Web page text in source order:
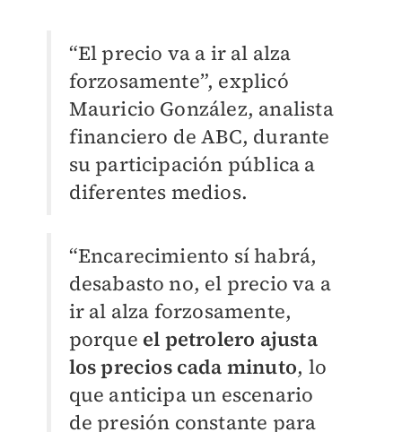
“El precio va a ir al alza
forzosamente”, explicó
Mauricio González, analista
financiero de ABC, durante
su participación pública a
diferentes medios.
“Encarecimiento sí habrá,
desabasto no, el precio va a
ir al alza forzosamente,
porque el petrolero ajusta
los precios cada minuto, lo
que anticipa un escenario
de presión constante para